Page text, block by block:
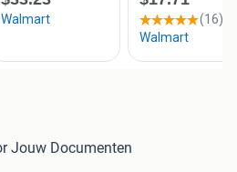
Jouw Documenten